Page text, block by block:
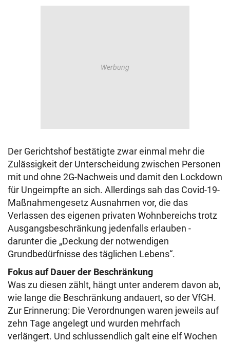
Der Gerichtshof bestätigte zwar einmal mehr die
Zulässigkeit der Unterscheidung zwischen Personen
mit und ohne 2G-Nachweis und damit den Lockdown
für Ungeimpfte an sich. Allerdings sah das Covid-19-
Maßnahmengesetz Ausnahmen vor, die das
Verlassen des eigenen privaten Wohnbereichs trotz
Ausgangsbeschränkung jedenfalls erlauben -
darunter die „Deckung der notwendigen
Grundbedürfnisse des täglichen Lebens“.
Fokus auf Dauer der Beschränkung
Was zu diesen zählt, hängt unter anderem davon ab,
wie lange die Beschränkung andauert, so der VfGH.
Zur Erinnerung: Die Verordnungen waren jeweils auf
zehn Tage angelegt und wurden mehrfach
verlängert. Und schlussendlich galt eine elf Wochen